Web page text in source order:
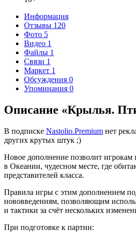
Информация
Отзывы 120
Фото 5
Видео 1
Файлы 1
Связи 1
Маркет 1
Обсуждения 0
Упоминания 0
Описание «Крылья.
В подписке Nastolio.Premium нет
других крутых штук ;)
Новое дополнение позволит игрокам
в Океании, чудесном месте, где
представителей класса.
Правила игры с этим дополнением
нововведениям, позволяющим
и тактики за счёт нескольких
При подготовке к партии: